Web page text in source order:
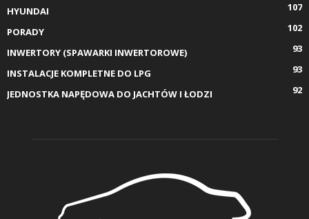
HYUNDAI
107
PORADY
102
INWERTORY (SPAWARKI INWERTOROWE)
93
INSTALACJE KOMPLETNE DO LPG
93
JEDNOSTKA NAPĘDOWA DO JACHTÓW I ŁODZI
92